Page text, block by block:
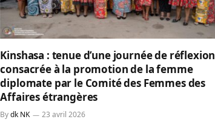
Kinshasa : tenue d’une journée de réflexion
consacrée à la promotion de la femme
diplomate par le Comité des Femmes des
Affaires étrangères
By dk NK 23 avril 2026